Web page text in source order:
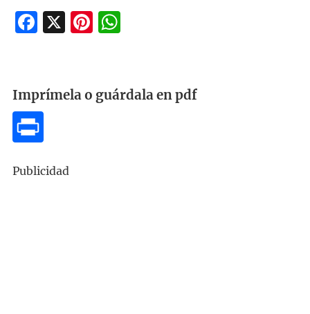
Facebook
X Pinterest
WhatsApp
Imprímela o guárdala en pdf
Publicidad